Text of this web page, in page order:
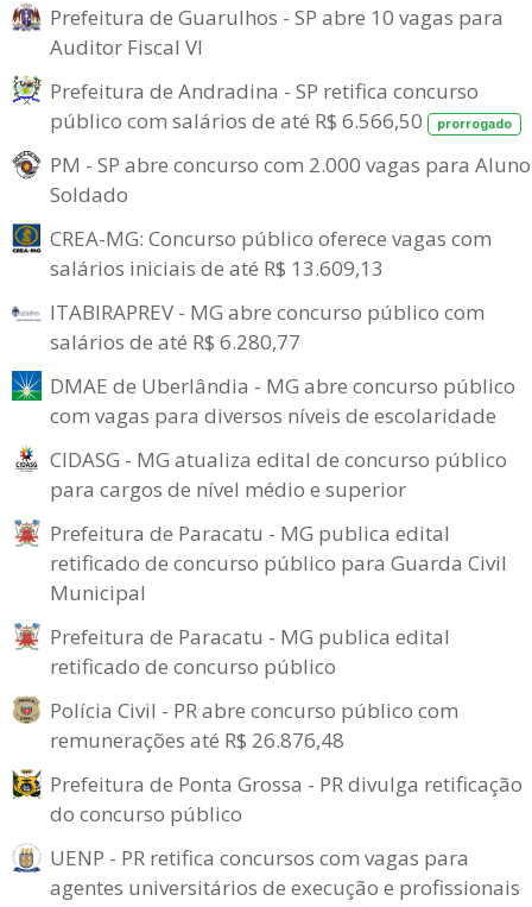
Prefeitura de Guarulhos - SP abre 10 vagas para
Auditor Fiscal VI
Prefeitura de Andradina - SP retifica concurso
público com salários de até R$ 6.566,50
prorrogado
PM - SP abre concurso com 2.000 vagas para
Soldado
CREA-MG: Concurso público oferece vagas com
salários iniciais de até R$ 13.609,13
ITABIRAPREV - MG abre concurso público com
salários de até R$ 6.280,77
DMAE de Uberlândia - MG abre concurso público
com vagas para diversos níveis de escolaridade
CIDASG - MG atualiza edital de concurso público
para cargos de nível médio e superior
Prefeitura de Paracatu - MG publica edital
retificado de concurso público para Guarda Civil
Municipal
Prefeitura de Paracatu - MG publica edital
retificado de concurso público
Polícia Civil - PR abre concurso público com
remunerações até R$ 26.876,48
Prefeitura de Ponta Grossa - PR divulga retificação
do concurso público
UENP - PR retifica concursos com vagas para
agentes universitários de execução e profissionais